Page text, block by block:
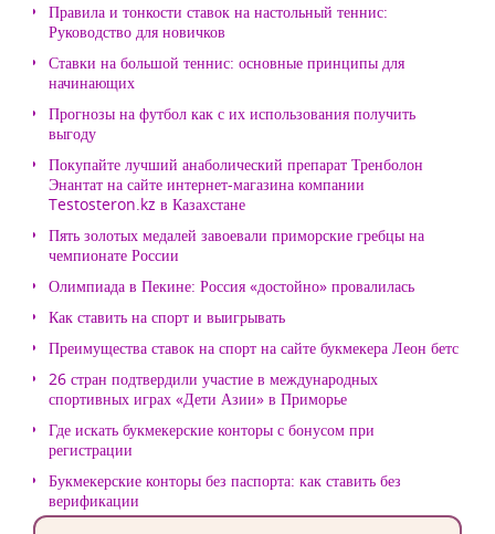
Правила и тонкости ставок на настольный теннис:
Руководство для новичков
Ставки на большой теннис: основные принципы для
начинающих
Прогнозы на футбол как с их использования получить
выгоду
Покупайте лучший анаболический препарат Тренболон
Энантат на сайте интернет-магазина компании
Testosteron.kz в Казахстане
Пять золотых медалей завоевали приморские гребцы на
чемпионате России
Олимпиада в Пекине: Россия «достойно» провалилась
Как ставить на спорт и выигрывать
Преимущества ставок на спорт на сайте букмекера Леон бетс
26 стран подтвердили участие в международных
спортивных играх «Дети Азии» в Приморье
Где искать букмекерские конторы с бонусом при
регистрации
Букмекерские конторы без паспорта: как ставить без
верификации